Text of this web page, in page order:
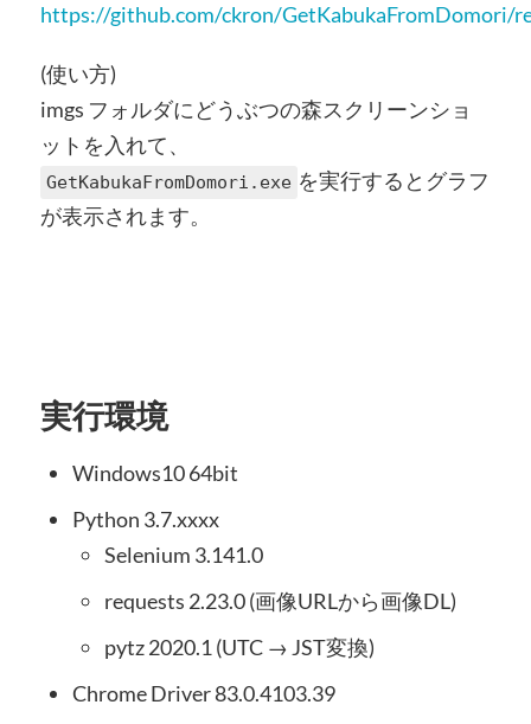
https://github.com/ckron/GetKabukaFromDomori/
(使い方)
imgs フォルダにどうぶつの森スクリーンショ
ットを入れて、
GetKabukaFromDomori.exe を実行するとグラフ
が表示されます。
実行環境
Windows10 64bit
Python 3.7.xxxx
Selenium 3.141.0
requests 2.23.0 (画像URLから画像DL)
pytz 2020.1 (UTC → JST変換)
Chrome Driver 83.0.4103.39